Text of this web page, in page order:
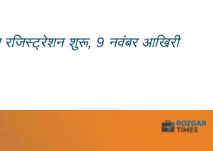
रजिस्ट्रेशन शुरू, 9 नवंबर आखिरी